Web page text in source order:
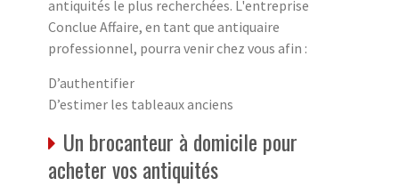
antiquités le plus recherchées. L'entreprise
Conclue Affaire, en tant que antiquaire
professionnel, pourra venir chez vous afin :
D’authentifier
D’estimer les tableaux anciens
Un brocanteur à domicile pour
acheter vos antiquités